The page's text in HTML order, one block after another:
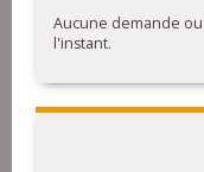
Aucune demande
l'instant.